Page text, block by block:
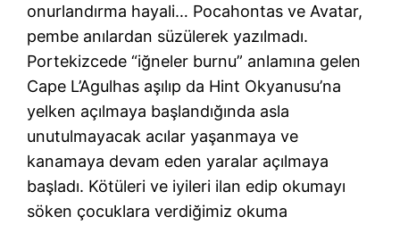
onurlandırma hayali… Pocahontas ve Avatar,
pembe anılardan süzülerek yazılmadı.
Portekizcede “iğneler burnu” anlamına gelen
Cape L’Agulhas aşılıp da Hint Okyanusu’na
yelken açılmaya başlandığında asla
unutulmayacak acılar yaşanmaya ve
kanamaya devam eden yaralar açılmaya
başladı. Kötüleri ve iyileri ilan edip okumayı
söken çocuklara verdiğimiz okuma